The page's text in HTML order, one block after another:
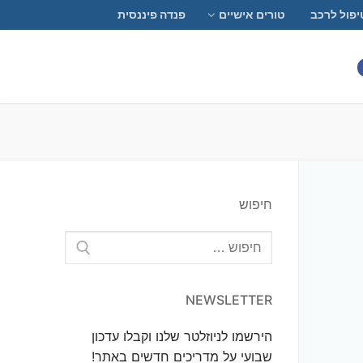
לרכב טורים אישיים פנדה פיננסית
חיפוש
NEWSLETTER
הירשמו לניוזלטר שלנו וקבלו עדכון
שבועי על מדריכים חדשים באתר!